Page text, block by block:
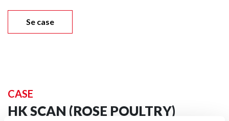
Se case
CASE
HK SCAN (ROSE POULTRY)